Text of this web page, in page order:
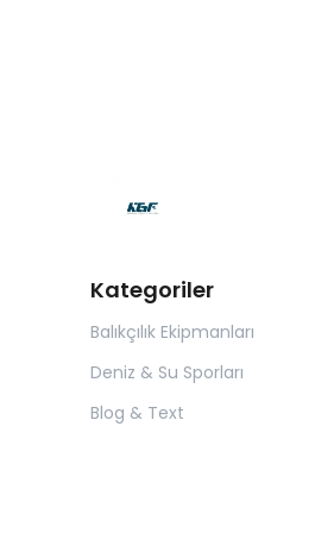
Kategoriler
Balıkçılık Ekipmanları
Deniz & Su Sporları
Blog & Text